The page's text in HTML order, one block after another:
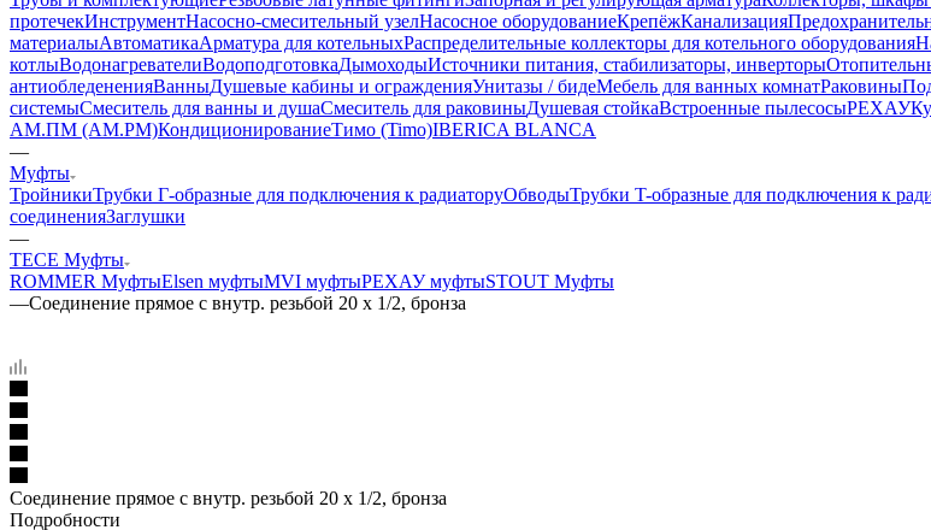
протечекИнструментНасосно-смесительный узелНасосное оборудованиеКрепёжКанализация
материалыАвтоматикаАрматура для котельныхРаспределительные коллекторы для котельного оборудования
котлыВодонагревателиВодоподготовкаДымоходыИсточники питания, стабилизаторы, инверторы
антиобледененияВанныДушевые кабины и огражденияУнитазы / бидеМебель для ванных комнатРаковины
системыСмеситель для ванны и душаСмеситель для раковиныДушевая стойкаВстроенные пылесосыРЕХАУ
АМ.ПМ (AM.PM)КондиционированиеТимо (Timo)IBERICA BLANCA
—
Муфты
ТройникиТрубки Г-образные для подключения к радиаторуОбводыТрубки T-образные для подключения к
соединенияЗаглушки
—
TECE Муфты
ROMMER МуфтыElsen муфтыMVI муфтыРЕХАУ муфтыSTOUT Муфты
—Соединение прямое с внутр. резьбой 20 х 1/2, бронза
Соединение прямое с внутр. резьбой 20 х 1/2, бронза
Подробности